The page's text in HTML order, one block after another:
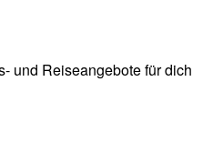
und Reiseangebote für dich